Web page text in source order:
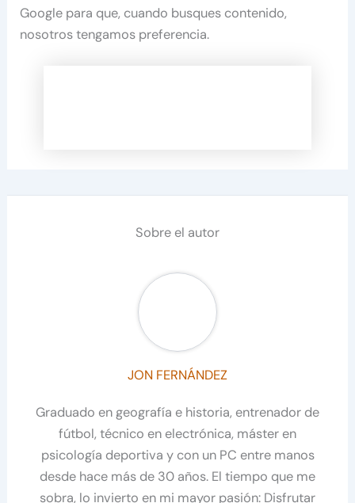
Google para que, cuando busques contenido,
nosotros tengamos preferencia.
Sobre el autor
JON FERNÁNDEZ
Graduado en geografía e historia, entrenador de
fútbol, técnico en electrónica, máster en
psicología deportiva y con un PC entre manos
desde hace más de 30 años. El tiempo que me
sobra, lo invierto en mi mayor pasión: Disfrutar